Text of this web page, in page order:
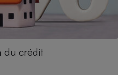
du crédit